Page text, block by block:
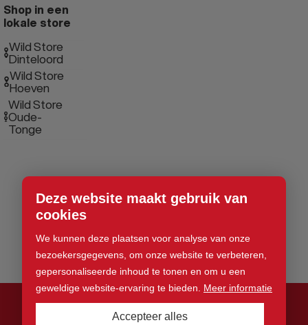
Deze website maakt gebruik van
cookies
We kunnen deze plaatsen voor analyse van onze
bezoekersgegevens, om onze website te verbeteren,
gepersonaliseerde inhoud te tonen en om u een
geweldige website-ervaring te bieden. Meer informatie
Accepteer alles
Shop in een
lokale store
Wild Store
Dinteloord
Wild Store
Hoeven
Wild Store
Oude-
Tonge
© 2026 Wild Store. Alle rechten voorbehouden